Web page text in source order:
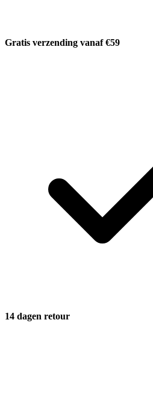
Gratis verzending vanaf €59
14 dagen retour